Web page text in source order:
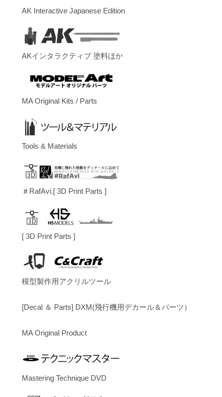
AK Interactive Japanese Edition
AKインタラクティブ 塗料ほか
MA Original Kits / Parts
Tools & Materials
＃RafAvi.[ 3D Print Parts ]
[ 3D Print Parts ]
模型製作用アクリルツール
[Decal ＆ Parts] DXM(飛行機用デカール＆パーツ）
MA Original Product
Mastering Technique DVD